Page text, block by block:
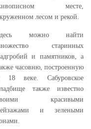
месте,
лесом и рекой.
можно найти
старинных
и памятников, а
часовню, построенную
18 веке. Сабуровское
также известно
красивыми
и зелеными